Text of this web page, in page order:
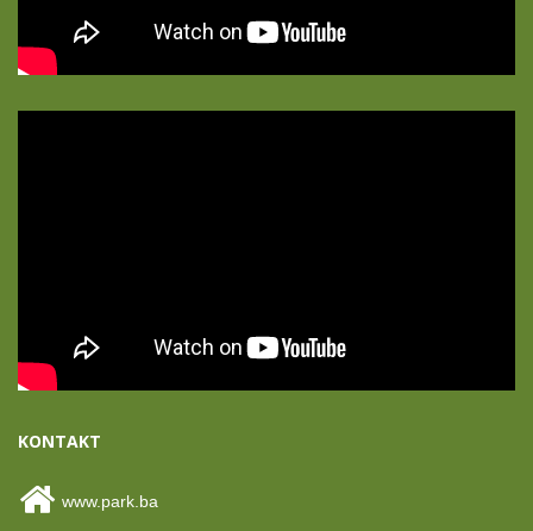
KONTAKT
www.park.ba